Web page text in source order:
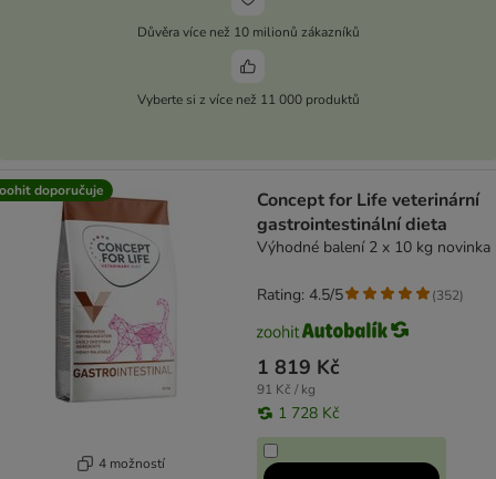
Důvěra více než 10 milionů zákazníků
Vyberte si z více než 11 000 produktů
doporučuje
4 možností
Concept for Life veterinární
gastrointestinální dieta
Výhodné balení 2 x 10 kg novinka
1 819 Kč
91 Kč / kg
1 728 Kč
Rating: 4.5/5 (352)